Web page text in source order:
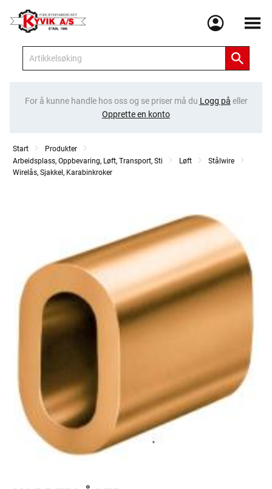
Meny
For å kunne handle hos oss og se priser må du Logg på eller
Opprette en konto
Start
Produkter
Arbeidsplass, Oppbevaring, Løft, Transport, Sti
Løft
Stålwire
Wirelås, Sjakkel, Karabinkroker